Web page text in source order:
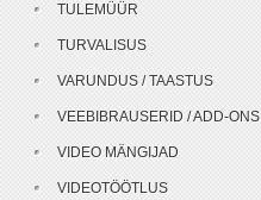
TULEMÜÜR
TURVALISUS
VARUNDUS / TAASTUS
VEEBIBRAUSERID / ADD-ONS
VIDEO MÄNGIJAD
VIDEOTÖÖTLUS